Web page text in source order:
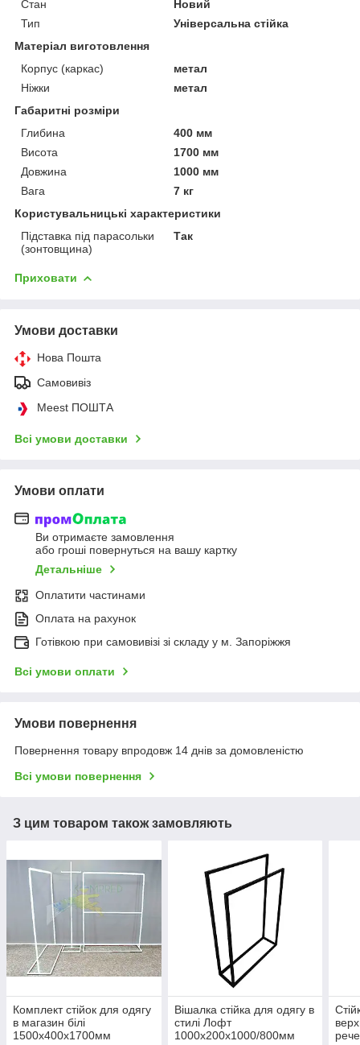
Стан
Новий
Тип
Універсальна стійка
Матеріал виготовлення
Корпус (каркас)
метал
Ніжки
метал
Габаритні розміри
Глибина
400 мм
Висота
1700 мм
Довжина
1000 мм
Вага
7 кг
Користувальницькі характеристики
Підставка під парасольки
(зонтовщина)
Так
Приховати
Умови доставки
Нова Пошта
Самовивіз
Meest ПОШТА
Всі умови доставки
Умови оплати
Ви отримаєте замовлення
або гроші повернуться на вашу картку
Детальніше
Оплатити частинами
Оплата на рахунок
Готівкою при самовивізі зі складу у м. Запоріжжя
Всі умови оплати
Умови повернення
Повернення товару впродовж 14 днів за домовленістю
Всі умови повернення
З цим товаром також замовляють
Комплект стійок для одягу
в магазин білі
1500х400х1700мм
Вішалка стійка для одягу в
стилі Лофт
1000х200х1000/800мм